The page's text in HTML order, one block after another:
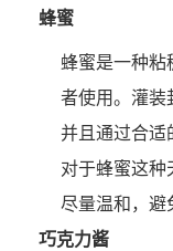
蜂蜜
蜂蜜是一种粘
者使用。灌装
并且通过合适
对于蜂蜜这
尽量温和，避
巧克力酱